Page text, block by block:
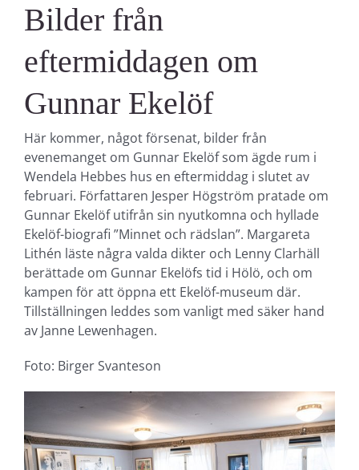
Bilder från
eftermiddagen om
Gunnar Ekelöf
Här kommer, något försenat, bilder från
evenemanget om Gunnar Ekelöf som ägde rum i
Wendela Hebbes hus en eftermiddag i slutet av
februari. Författaren Jesper Högström pratade om
Gunnar Ekelöf utifrån sin nyutkomna och hyllade
Ekelöf-biografi ”Minnet och rädslan”. Margareta
Lithén läste några valda dikter och Lenny Clarhäll
berättade om Gunnar Ekelöfs tid i Hölö, och om
kampen för att öppna ett Ekelöf-museum där.
Tillställningen leddes som vanligt med säker hand
av Janne Lewenhagen.
Foto: Birger Svanteson